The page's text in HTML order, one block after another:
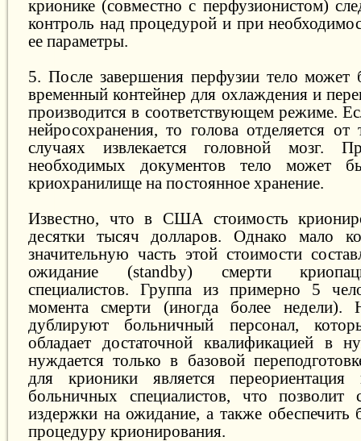
крионике (совместно с перфузионистом)
контроль над процедурой и при
ее параметры.
5. После завершения перфузии тело
временный контейнер для охлаждения и
производится в соответствующем режиме.
нейросохранения, то голова отделяется
случаях извлекается головной мозг.
необходимых документов тело может
криохранилище на постоянное хранение.
Известно, что в США стоимость
десятки тысяч долларов. Однако мало
значительную часть этой стоимости
ожидание (standby) смерти
специалистов. Группа из примерно 5
момента смерти (иногда более
дублируют больничный персонал,
обладает достаточной квалификацией в
нуждается только в базовой
для крионики является переориентация
больничных специалистов, что позволит
издержки на ожидание, а также обеспечить
процедуру крионирования.